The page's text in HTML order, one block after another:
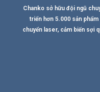
Chanko sở hữu đội ngũ
triển hơn 5.000 sản
chuyển laser, cảm biến sợi